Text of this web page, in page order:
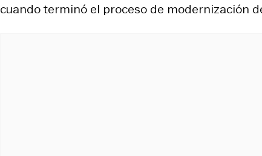
cuando terminó el proceso de modernización